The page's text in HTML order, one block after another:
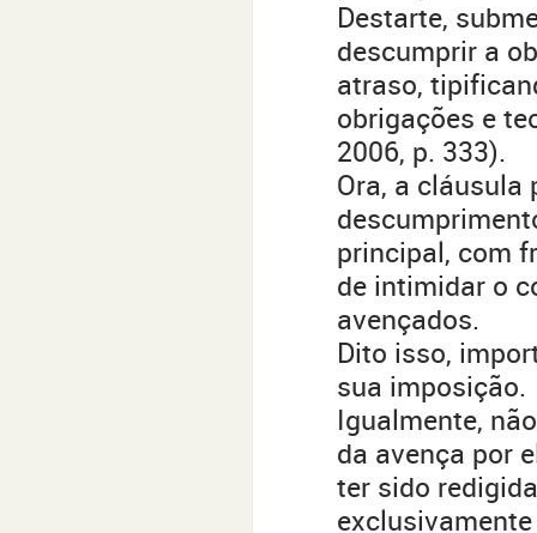
Destarte,
descumprir a
atraso,
obrigações e
2006, p. 333).
Ora, a cláusula
principal, com
de intimidar o
avençados.
Dito isso,
sua imposição.
Igualmente,
da avença por
ter sido